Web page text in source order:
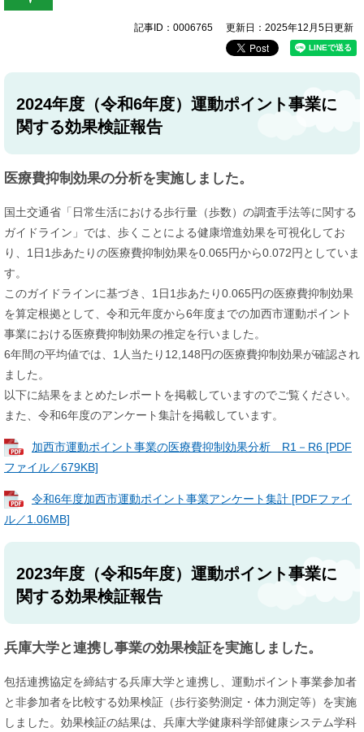
記事ID：0006765 更新日：2025年12月5日更新
2024年度（令和6年度）運動ポイント事業に
関する効果検証報告
医療費抑制効果の分析を実施しました。
国土交通省「日常生活における歩行量（歩数）の調査手法等に関する
ガイドライン」では、歩くことによる健康増進効果を可視化してお
り、1日1歩あたりの医療費抑制効果を0.065円から0.072円としていま
す。
このガイドラインに基づき、1日1歩あたり0.065円の医療費抑制効果
を算定根拠として、令和元年度から6年度までの加西市運動ポイント
事業における医療費抑制効果の推定を行いました。
​6年間の平均値では、1人当たり12,148円の医療費抑制効果が確認され
ました。
以下に結果をまとめたレポートを掲載していますのでご覧ください。
また、令和6年度のアンケート集計を掲載しています。
加西市運動ポイント事業の医療費抑制効果分析 R1－R6 [PDF
ファイル／679KB]
令和6年度加西市運動ポイント事業アンケート集計 [PDFファイ
ル／1.06MB]
2023年度（令和5年度）運動ポイント事業に
関する効果検証報告
兵庫大学と連携し事業の効果検証を実施しました。
包括連携協定を締結する兵庫大学と連携し、運動ポイント事業参加者
と非参加者を比較する効果検証（歩行姿勢測定・体力測定等）を実施
しました。効果検証の結果は、兵庫大学健康科学部健康システム学科